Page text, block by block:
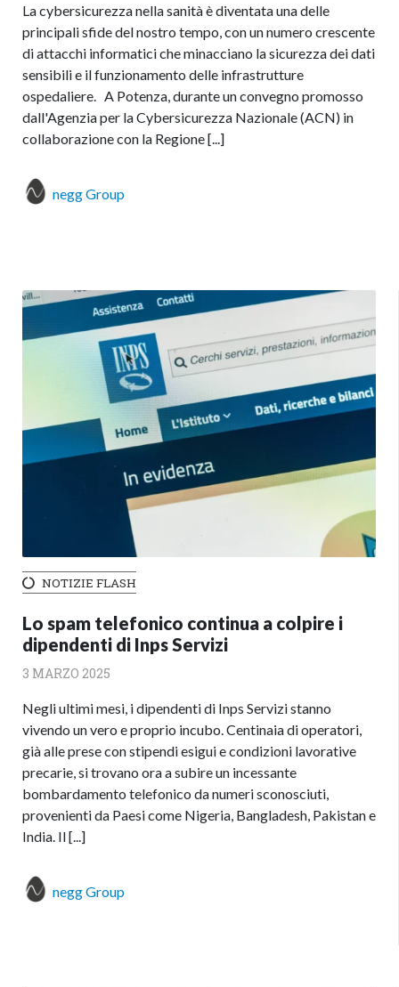
La cybersicurezza nella sanità è diventata una delle
principali sfide del nostro tempo, con un numero crescente
di attacchi informatici che minacciano la sicurezza dei dati
sensibili e il funzionamento delle infrastrutture
ospedaliere. A Potenza, durante un convegno promosso
dall'Agenzia per la Cybersicurezza Nazionale (ACN) in
collaborazione con la Regione [...]
negg Group
NOTIZIE FLASH
Lo spam telefonico continua a colpire i
dipendenti di Inps Servizi
3 MARZO 2025
Negli ultimi mesi, i dipendenti di Inps Servizi stanno
vivendo un vero e proprio incubo. Centinaia di operatori,
già alle prese con stipendi esigui e condizioni lavorative
precarie, si trovano ora a subire un incessante
bombardamento telefonico da numeri sconosciuti,
provenienti da Paesi come Nigeria, Bangladesh, Pakistan e
India. Il [...]
negg Group